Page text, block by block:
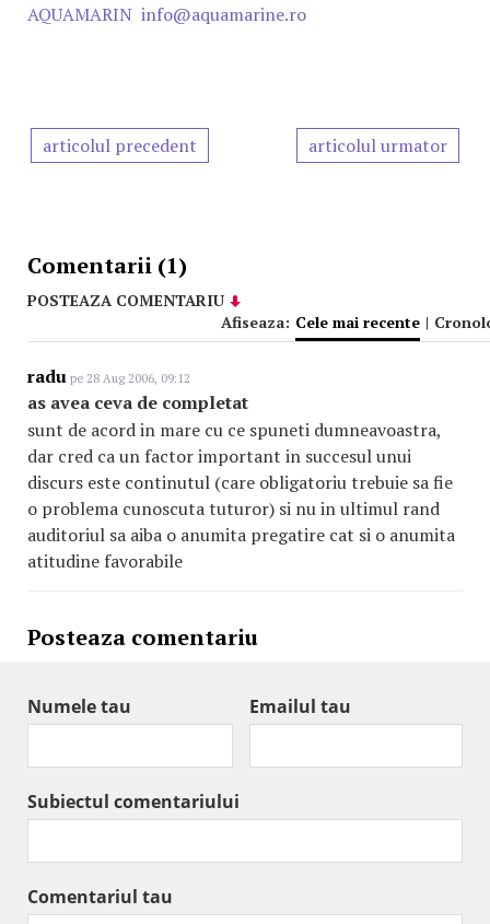
AQUAMARIN info@aquamarine.ro
articolul precedent articolul urmator
Comentarii (1)
POSTEAZA COMENTARIU
Afiseaza: Cele mai recente |
radu pe 28 Aug 2006, 09:12
as avea ceva de completat
sunt de acord in mare cu ce spuneti dumneavoastra,
dar cred ca un factor important in succesul unui
discurs este continutul (care obligatoriu trebuie sa fie
o problema cunoscuta tuturor) si nu in ultimul rand
auditoriul sa aiba o anumita pregatire cat si o anumita
atitudine favorabile
Posteaza comentariu
Numele tau Emailul tau
Subiectul comentariului
Comentariul tau